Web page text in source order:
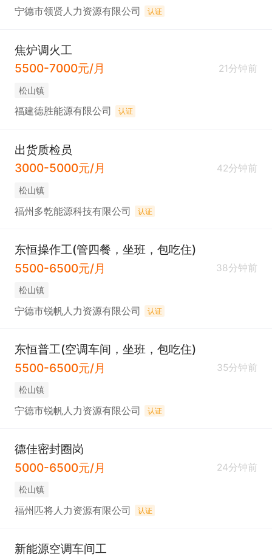
宁德市领贤人力资源有限公司 认证
焦炉调火工
5500-7000元/月
21分钟前
松山镇
福建德胜能源有限公司 认证
出货质检员
3000-5000元/月
42分钟前
松山镇
福州多乾能源科技有限公司 认证
东恒操作工(管四餐，坐班，包吃住)
5500-6500元/月
38分钟前
松山镇
宁德市锐帆人力资源有限公司 认证
东恒普工(空调车间，坐班，包吃住)
5500-6500元/月
35分钟前
松山镇
宁德市锐帆人力资源有限公司 认证
德佳密封圈岗
5000-6500元/月
24分钟前
松山镇
福州匹将人力资源有限公司 认证
新能源空调车间工